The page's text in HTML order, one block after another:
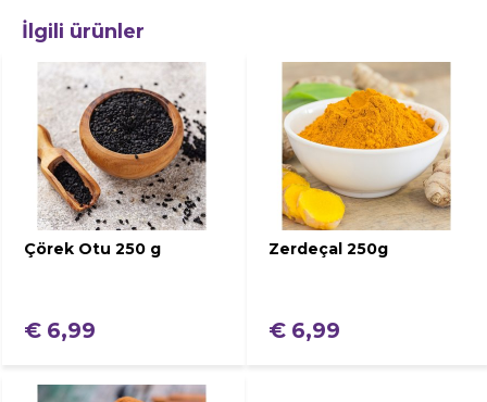
İlgili ürünler
Çörek Otu 250 g
€ 6,99
Zerdeçal 250g
€ 6,99